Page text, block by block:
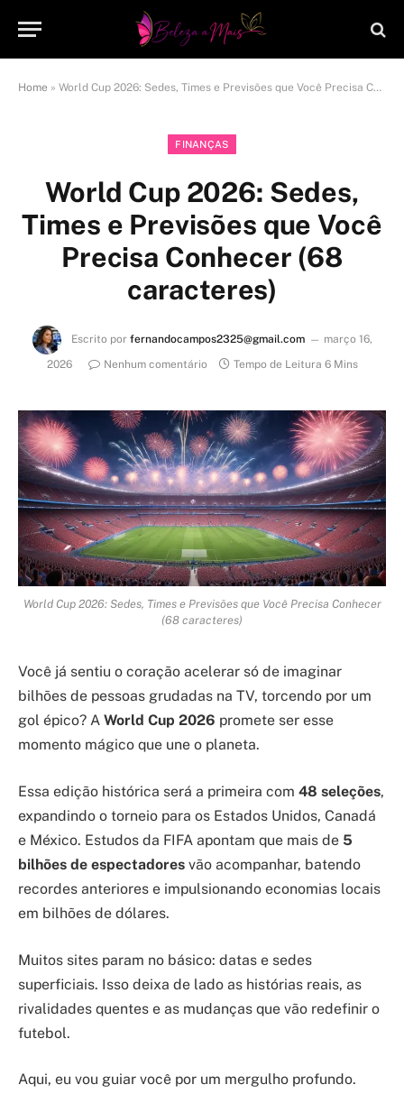
Home » World Cup 2026: Sedes, Times e Previsões que Você Precisa Conhecer (68 caracteres)
FINANÇAS
World Cup 2026: Sedes,
Times e Previsões que Você
Precisa Conhecer (68
caracteres)
Escrito por fernandocampos2325@gmail.com
março 16,
2026
Nenhum comentário Tempo de Leitura 6 Mins
World Cup 2026: Sedes, Times e Previsões que Você Precisa Conhecer
(68 caracteres)
Você já sentiu o coração acelerar só de imaginar
bilhões de pessoas grudadas na TV, torcendo por um
gol épico? A World Cup 2026 promete ser esse
momento mágico que une o planeta.
Essa edição histórica será a primeira com 48 seleções,
expandindo o torneio para os Estados Unidos, Canadá
e México. Estudos da FIFA apontam que mais de 5
bilhões de espectadores vão acompanhar, batendo
recordes anteriores e impulsionando economias locais
em bilhões de dólares.
Muitos sites param no básico: datas e sedes
superficiais. Isso deixa de lado as histórias reais, as
rivalidades quentes e as mudanças que vão redefinir o
futebol.
Aqui, eu vou guiar você por um mergulho profundo.